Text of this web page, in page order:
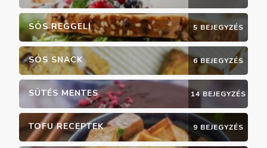
SÓS REGGELI 5 BEJEGYZÉS
SÓS SNACK 6 BEJEGYZÉS
SÜTÉS MENTES 14 BEJEGYZÉS
TOFU RECEPTEK 9 BEJEGYZÉS